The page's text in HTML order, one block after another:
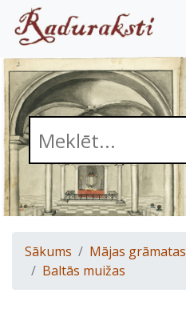
Sākums Mājas grāmatas
Baltās muižas